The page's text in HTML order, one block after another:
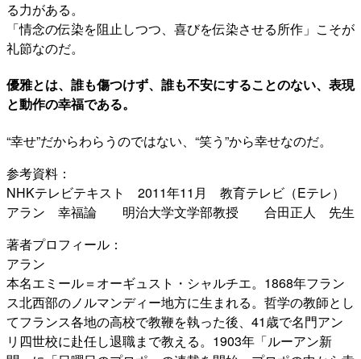
る力がある。
「情念の伝染を阻止しつつ、喜びを伝染させる所作」こそが
礼節なのだ。
優雅とは、誰も傷つけず、誰も不安にすることのない、表現
と動作の幸福である。
“幸せ”だからわらうのではない、“笑う”から幸せなのだ。
参考資料：
NHKテレビテキスト 2011年11月 教育テレビ（Eテレ）
アラン 幸福論 明治大学文学部教授 合田正人 先生
著者プロフィール：
アラン
本名エミール＝オーギュスト・シャルチエ。1868年フラン
ス北西部のノルマンディー地方に生まれる。哲学の教師とし
てフランス各地の高校で教鞭を執った後、41歳で名門アン
リ四世校に赴任し退職まで教える。1903年「ルーアン新